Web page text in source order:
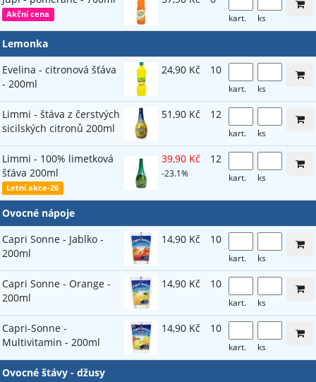
Akční cena kart. ks
Lemonka
Evelina - citronová šťáva
- 200ml
24,90 Kč 10
kart. ks
Limmi - štáva z čerstvých
sicilských citronů 200ml
51,90 Kč 12
kart. ks
Limmi - 100% limetková
šťáva 200ml
Letní akce-26
39,90 Kč
-23.1%
12
kart. ks
Ovocné nápoje
Capri Sonne - Jablko -
200ml
14,90 Kč 10
kart. ks
Capri Sonne - Orange -
200ml
14,90 Kč 10
kart. ks
Capri-Sonne -
Multivitamin - 200ml
14,90 Kč 10
kart. ks
Ovocné štávy - džusy